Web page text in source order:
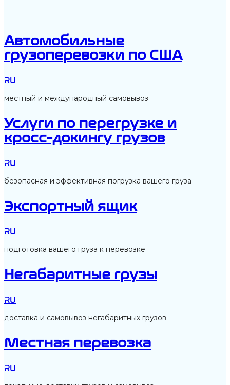
Автомобильные
грузоперевозки по США
RU
местный и международный самовывоз
Услуги по перегрузке и
кросс-докингу грузов
RU
безопасная и эффективная погрузка вашего груза
Экспортный ящик
RU
подготовка вашего груза к перевозке
Негабаритные грузы
RU
доставка и самовывоз негабаритных грузов
Местная перевозка
RU